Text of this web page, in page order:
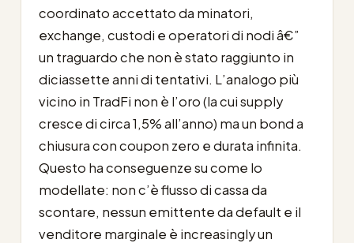
coordinato accettato da minatori,
exchange, custodi e operatori di nodi â€”
un traguardo che non è stato raggiunto in
diciassette anni di tentativi. L’analogo più
vicino in TradFi non è l’oro (la cui supply
cresce di circa 1,5% all’anno) ma un bond a
chiusura con coupon zero e durata infinita.
Questo ha conseguenze su come lo
modellate: non c’è flusso di cassa da
scontare, nessun emittente da default e il
venditore marginale è increasingly un